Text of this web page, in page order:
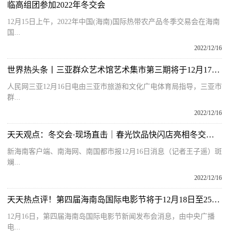
临高组团参加2022年冬交会
12月15日上午，2022年中国(海南)国际热带农产品冬季交易会在海南
国...
2022/12/16
世界热头条丨三亚群众艺术馆艺术集市第三期将于12月17日开市
人民网三亚12月16日电由三亚市旅游和文化广电体育局指导，三亚市
群...
2022/12/16
天天观点：冬交会·现场直击｜春光饮品快闪店亮相冬交会 椰制品受市场青睐
新海南客户端、南海网、南国都市报12月16日消息（记者王子遥）斑
斓...
2022/12/16
天天热点评！第四届海南岛国际电影节将于12月18日至25日举办
12月16日，第四届海南岛国际电影节新闻发布会消息，‍由中央广播
电...